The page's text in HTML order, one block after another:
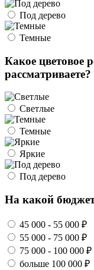
Под дерево
Темные
Какое
рассматриваете?
Светлые
Темные
Яркие
Под дерево
На какой
45 000 - 55 000 ₽
55 000 - 75 000 ₽
75 000 - 100 000 ₽
больше 100 000 ₽